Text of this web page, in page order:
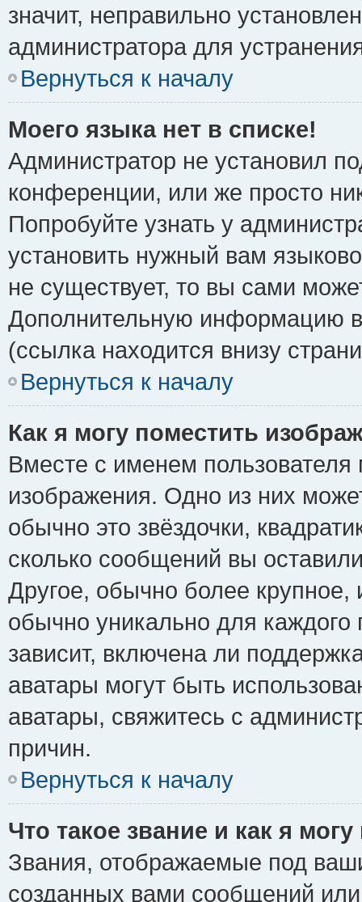
значит, неправильно
администратора для
Вернуться к началу
Моего языка нет в списке!
Администратор не установил
конференции, или же просто
Попробуйте узнать у
установить нужный вам
не существует, то вы сами
Дополнительную информацию
(ссылка находится внизу
Вернуться к началу
Как я могу поместить
Вместе с именем пользователя
изображения. Одно из них
обычно это звёздочки,
сколько сообщений вы
Другое, обычно более крупное,
обычно уникально для каждого
зависит, включена ли
аватары могут быть
аватары, свяжитесь с
причин.
Вернуться к началу
Что такое звание и как я
Звания, отображаемые под
созданных вами сообщений